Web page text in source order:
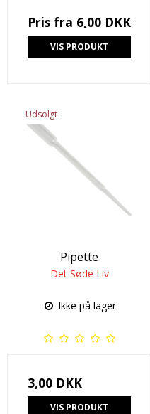
Pris fra 6,00 DKK
VIS PRODUKT
Udsolgt
Pipette
Det Søde Liv
Ikke på lager
3,00 DKK
VIS PRODUKT